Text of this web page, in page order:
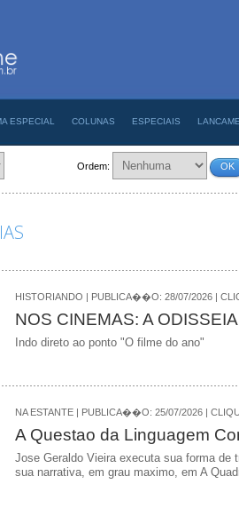
ESPECIAL COLUNAS ESPECIAIS
Ordem: OK
HISTORIANDO | PUBLICA��O: 28/07/2026 |
NOS CINEMAS: A ODISSEIA
Indo direto ao ponto "O filme do ano"
NA ESTANTE | PUBLICA��O: 25/07/2026 |
A Questao da Linguagem
Jose Geraldo Vieira executa sua forma de
sua narrativa, em grau maximo, em A